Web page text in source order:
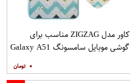
کاور مدل ZIGZAG مناسب برای
گوشی موبایل سامسونگ Galaxy A51
۰